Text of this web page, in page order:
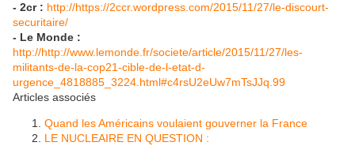
- 2cr : http://https://2ccr.wordpress.com/2015/11/27/le-discourt-
securitaire/
- Le Monde :
http://http://www.lemonde.fr/societe/article/2015/11/27/les-
militants-de-la-cop21-cible-de-l-etat-d-
urgence_4818885_3224.html#c4rsU2eUw7mTsJJq.99
Articles associés
Quand les Américains voulaient gouverner la France
LE NUCLEAIRE EN QUESTION :